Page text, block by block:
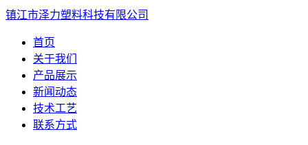
镇江市泽力塑料科技有限公司
首页
关于我们
产品展示
新闻动态
技术工艺
联系方式